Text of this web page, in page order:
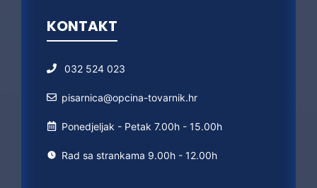
KONTAKT
032 524 023
pisarnica@opcina-tovarnik.hr
Ponedjeljak - Petak 7.00h - 15.00h
Rad sa strankama 9.00h - 12.00h